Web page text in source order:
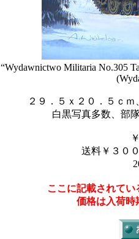
“Wydawnictwo Militaria No.305
２９．５ｘ２０．５ｃ
白黒写真多数、部
送料￥３０
ここに記載されて
価格は入荷時